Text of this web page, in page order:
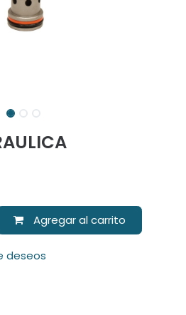
Agregar al carrito
deseos